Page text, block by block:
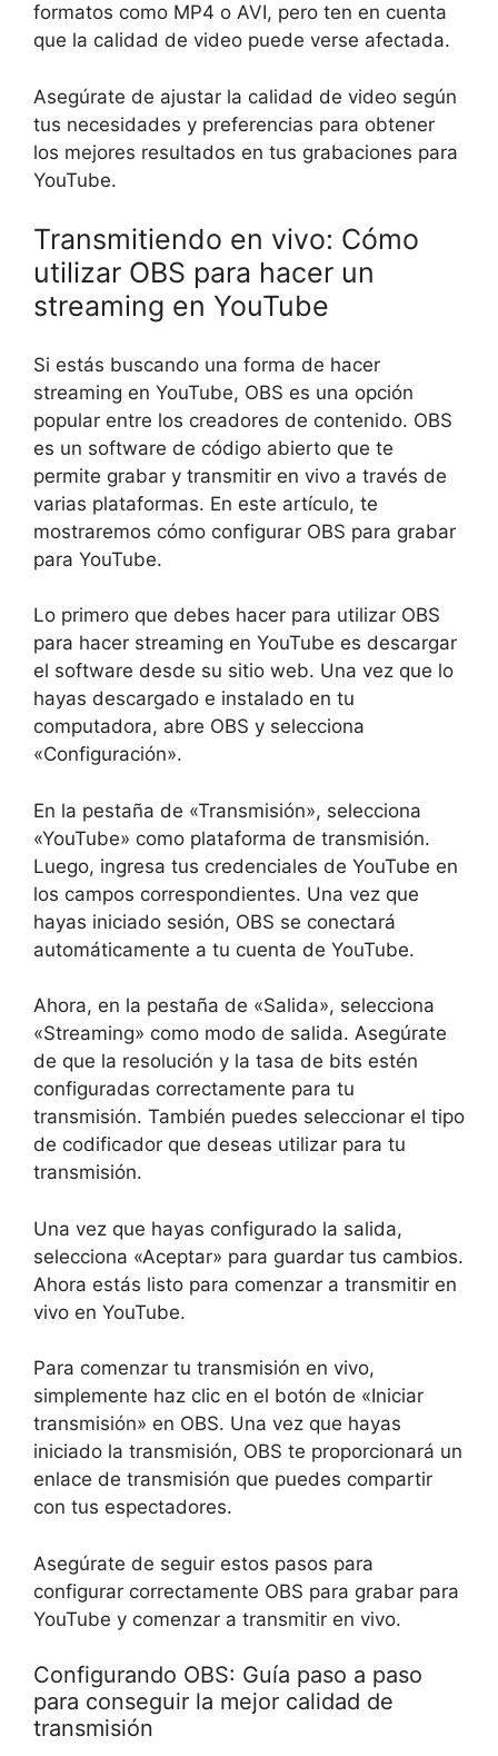
formatos como MP4 o AVI, pero ten en cuenta
que la calidad de video puede verse afectada.
Asegúrate de ajustar la calidad de video según
tus necesidades y preferencias para obtener
los mejores resultados en tus grabaciones para
YouTube.
Transmitiendo en vivo: Cómo
utilizar OBS para hacer un
streaming en YouTube
Si estás buscando una forma de hacer
streaming en YouTube, OBS es una opción
popular entre los creadores de contenido. OBS
es un software de código abierto que te
permite grabar y transmitir en vivo a través de
varias plataformas. En este artículo, te
mostraremos cómo configurar OBS para grabar
para YouTube.
Lo primero que debes hacer para utilizar OBS
para hacer streaming en YouTube es descargar
el software desde su sitio web. Una vez que lo
hayas descargado e instalado en tu
computadora, abre OBS y selecciona
«Configuración».
En la pestaña de «Transmisión», selecciona
«YouTube» como plataforma de transmisión.
Luego, ingresa tus credenciales de YouTube en
los campos correspondientes. Una vez que
hayas iniciado sesión, OBS se conectará
automáticamente a tu cuenta de YouTube.
Ahora, en la pestaña de «Salida», selecciona
«Streaming» como modo de salida. Asegúrate
de que la resolución y la tasa de bits estén
configuradas correctamente para tu
transmisión. También puedes seleccionar el tipo
de codificador que deseas utilizar para tu
transmisión.
Una vez que hayas configurado la salida,
selecciona «Aceptar» para guardar tus cambios.
Ahora estás listo para comenzar a transmitir en
vivo en YouTube.
Para comenzar tu transmisión en vivo,
simplemente haz clic en el botón de «Iniciar
transmisión» en OBS. Una vez que hayas
iniciado la transmisión, OBS te proporcionará un
enlace de transmisión que puedes compartir
con tus espectadores.
Asegúrate de seguir estos pasos para
configurar correctamente OBS para grabar para
YouTube y comenzar a transmitir en vivo.
Configurando OBS: Guía paso a paso
para conseguir la mejor calidad de
transmisión